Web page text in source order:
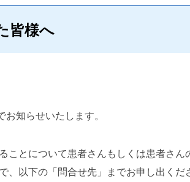
皆様へ
知らせいたします。
ことについて患者さんもしくは患者さん
、以下の「問合せ先」までお申し出くだ